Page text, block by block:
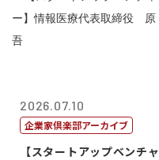
2026.07.10
企業家倶楽部アーカイブ
【スタートアップベンチャ